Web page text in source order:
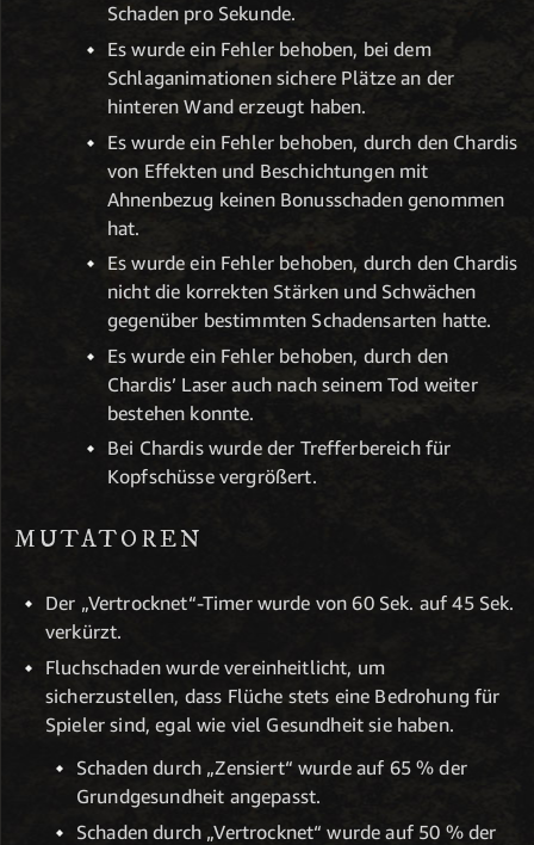
Schaden pro Sekunde.
Es wurde ein Fehler behoben, bei dem
Schlaganimationen sichere Plätze an der
hinteren Wand erzeugt haben.
Es wurde ein Fehler behoben, durch den Chardis
von Effekten und Beschichtungen mit
Ahnenbezug keinen Bonusschaden genommen
hat.
Es wurde ein Fehler behoben, durch den Chardis
nicht die korrekten Stärken und Schwächen
gegenüber bestimmten Schadensarten hatte.
Es wurde ein Fehler behoben, durch den
Chardis’ Laser auch nach seinem Tod weiter
bestehen konnte.
Bei Chardis wurde der Trefferbereich für
Kopfschüsse vergrößert.
MUTATOREN
Der „Vertrocknet“-Timer wurde von 60 Sek. auf 45 Sek.
verkürzt.
Fluchschaden wurde vereinheitlicht, um
sicherzustellen, dass Flüche stets eine Bedrohung für
Spieler sind, egal wie viel Gesundheit sie haben.
Schaden durch „Zensiert“ wurde auf 65 % der
Grundgesundheit angepasst.
Schaden durch „Vertrocknet“ wurde auf 50 % der